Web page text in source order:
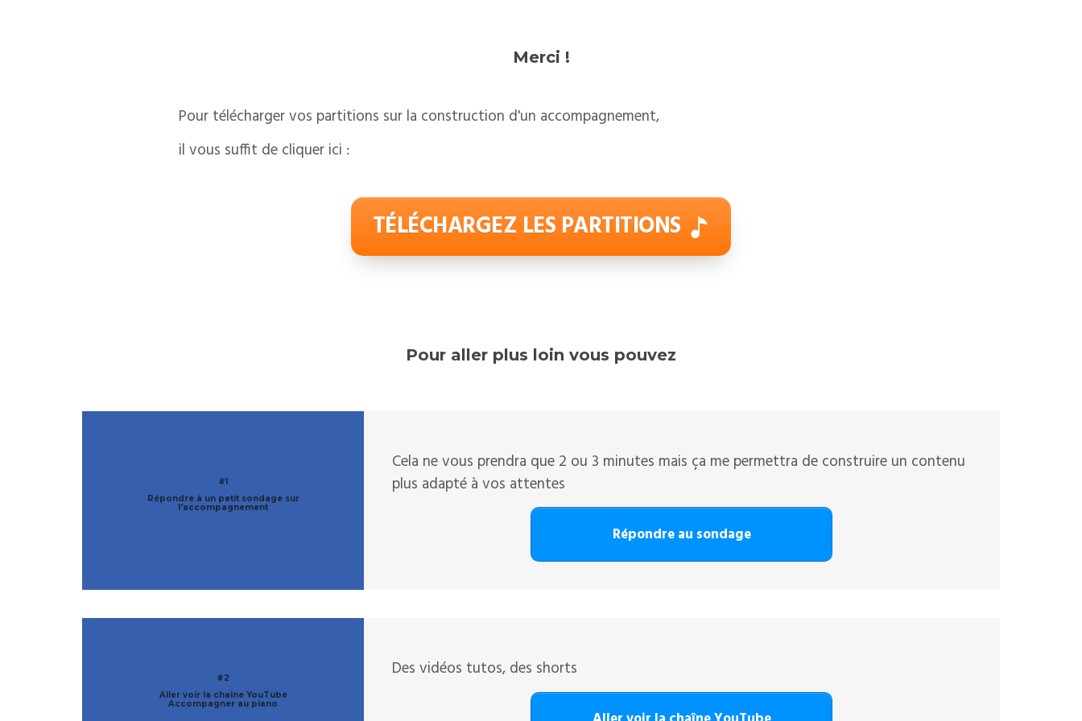
Merci !
Pour télécharger vos partitions sur la construction d'un accompagnement,
il vous suffit de cliquer ici :
TÉLÉCHARGEZ LES PARTITIONS
Pour aller plus loin vous pouvez
#1
Répondre à un petit sondage sur
l'accompagnement
Cela ne vous prendra que 2 ou 3 minutes mais ça me permettra de construire un contenu
plus adapté à vos attentes
Répondre au sondage
#2
Aller voir la chaîne YouTube
Accompagner au piano
Des vidéos tutos, des shorts